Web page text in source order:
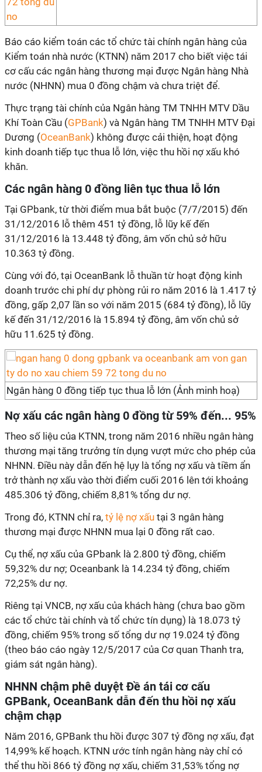
Báo cáo kiểm toán các tổ chức tài chính ngân hàng của
Kiểm toán nhà nước (KTNN) năm 2017 cho biết việc tái
cơ cấu các ngân hàng thương mại được Ngân hàng Nhà
nước (NHNN) mua 0 đồng chậm và chưa triệt để.
Thực trạng tài chính của Ngân hàng TM TNHH MTV Dầu
Khí Toàn Cầu (GPBank) và Ngân hàng TM TNHH MTV Đại
Dương (OceanBank) không được cải thiện, hoạt động
kinh doanh tiếp tục thua lỗ lớn, việc thu hồi nợ xấu khó
khăn.
Các ngân hàng 0 đồng liên tục thua lỗ lớn
Tại GPbank, từ thời điểm mua bắt buộc (7/7/2015) đến
31/12/2016 lỗ thêm 451 tỷ đồng, lỗ lũy kế đến
31/12/2016 là 13.448 tỷ đồng, âm vốn chủ sở hữu
10.363 tỷ đồng.
Cùng với đó, tại OceanBank lỗ thuần từ hoạt động kinh
doanh trước chi phí dự phòng rủi ro năm 2016 là 1.417 tỷ
đồng, gấp 2,07 lần so với năm 2015 (684 tỷ đồng), lỗ lũy
kế đến 31/12/2016 là 15.894 tỷ đồng, âm vốn chủ sở
hữu 11.625 tỷ đồng.
Ngân hàng 0 đồng tiếp tục thua lỗ lớn (Ảnh minh hoạ)
Nợ xấu các ngân hàng 0 đồng từ 59% đến... 95%
Theo số liệu của KTNN, trong năm 2016 nhiều ngân hàng
thương mại tăng trưởng tín dụng vượt mức cho phép của
NHNN. Điều này dẫn đến hệ lụy là tổng nợ xấu và tiềm ẩn
trở thành nợ xấu vào thời điểm cuối 2016 lên tới khoảng
485.306 tỷ đồng, chiếm 8,81% tổng dư nợ.
Trong đó, KTNN chỉ ra, tỷ lệ nợ xấu tại 3 ngân hàng
thương mại được NHNN mua lại 0 đồng rất cao.
Cụ thể, nợ xấu của GPbank là 2.800 tỷ đồng, chiếm
59,32% dư nợ; Oceanbank là 14.234 tỷ đồng, chiếm
72,25% dư nợ.
Riêng tại VNCB, nợ xấu của khách hàng (chưa bao gồm
các tổ chức tài chính và tổ chức tín dụng) là 18.073 tỷ
đồng, chiếm 95% trong số tổng dư nợ 19.024 tỷ đồng
(theo báo cáo ngày 12/5/2017 của Cơ quan Thanh tra,
giám sát ngân hàng).
NHNN chậm phê duyệt Đề án tái cơ cấu
GPBank, OceanBank dẫn đến thu hồi nợ xấu
chậm chạp
Năm 2016, GPBank thu hồi được 307 tỷ đồng nợ xấu, đạt
14,99% kế hoạch. KTNN ước tính ngân hàng này chỉ có
thể thu hồi 866 tỷ đồng nợ xấu, chiếm 31,53% tổng nợ